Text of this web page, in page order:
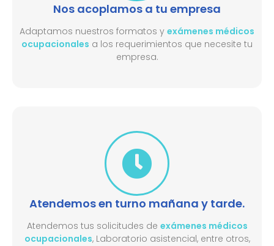
Nos acoplamos a tu empresa
Adaptamos nuestros formatos y exámenes médicos
ocupacionales a los requerimientos que necesite tu
empresa.
Atendemos en turno mañana y tarde.
Atendemos tus solicitudes de exámenes médicos
ocupacionales, Laboratorio asistencial, entre otros,